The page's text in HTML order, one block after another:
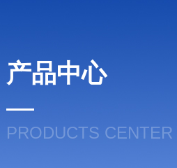
产品中心
PRODUCTS CENTER